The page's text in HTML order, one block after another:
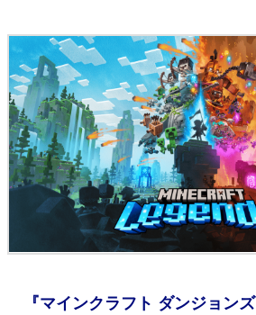
『マインクラフト ダンジョンズ